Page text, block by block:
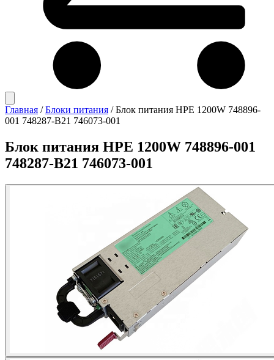
Главная / Блоки питания / Блок питания HPE 1200W 748896-
001 748287-B21 746073-001
Блок питания HPE 1200W 748896-001
748287-B21 746073-001